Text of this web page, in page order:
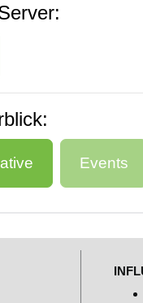
Events